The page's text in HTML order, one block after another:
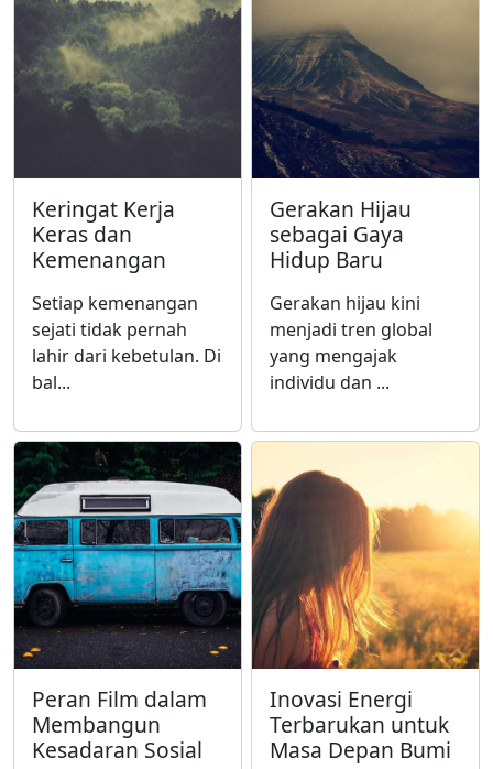
Keringat Kerja
Keras dan
Kemenangan
Setiap kemenangan
sejati tidak pernah
lahir dari kebetulan. Di
bal...
Gerakan Hijau
sebagai Gaya
Hidup Baru
Gerakan hijau kini
menjadi tren global
yang mengajak
individu dan ...
Peran Film dalam
Membangun
Kesadaran Sosial
Inovasi Energi
Terbarukan untuk
Masa Depan Bumi